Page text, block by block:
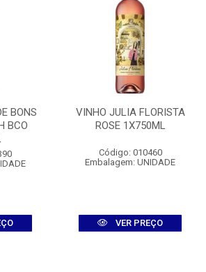
BONS
BCO
VINHO JULIA FLORISTA
ROSE 1X750ML
Código: 010460
Embalagem: UNIDADE
VER PREÇO